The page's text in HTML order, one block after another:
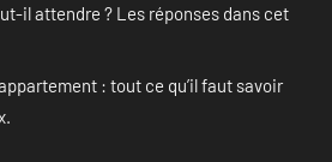
il attendre ? Les réponses dans cet
: tout ce qu’il faut savoir